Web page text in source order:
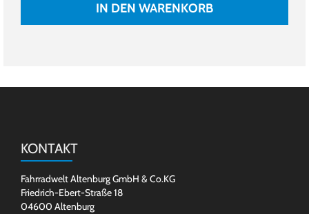
IN DEN WARENKORB
KONTAKT
Fahrradwelt Altenburg GmbH & Co.KG
Friedrich-Ebert-Straße 18
04600 Altenburg